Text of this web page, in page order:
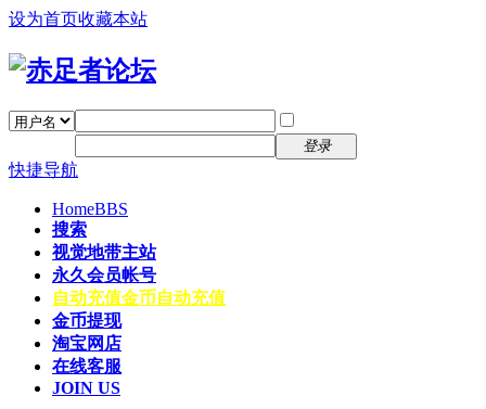
设为首页收藏本站
登录
快捷导航
HomeBBS
搜索
视觉地带主站
永久会员帐号
自动充值金币自动充值
金币提现
淘宝网店
在线客服
JOIN US